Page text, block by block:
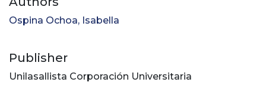
Ospina Ochoa, Isabella
Publisher
Unilasallista Corporación Universitaria